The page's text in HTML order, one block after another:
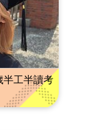
工半讀考